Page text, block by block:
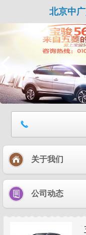
北京中
关于我们
公司动态